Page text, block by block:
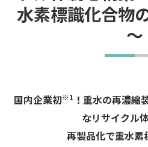
水素標識化合物
～
国内企業初※1 ！重水の再濃縮
なリサイクル
再製品化で重水素